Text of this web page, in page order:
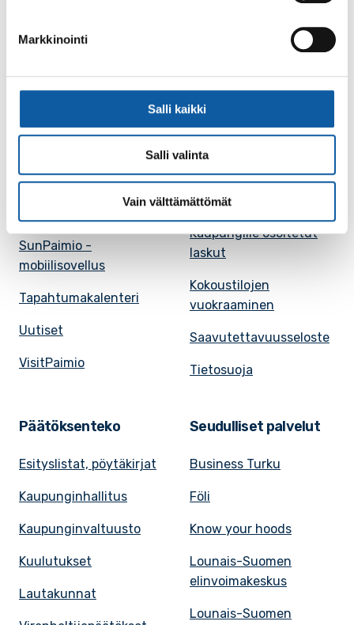
Markkinointi
Salli kaikki
Salli valinta
Vain välttämättömät
Ruokalistat, ISS
SunPaimio -
mobiilisovellus
Tapahtumakalenteri
Uutiset
VisitPaimio
Asiakirjojen
julkisuuskuvaus
Evästeasetukset
Kaupungille osoitetut
laskut
Kokoustilojen
vuokraaminen
Saavutettavuusseloste
Tietosuoja
Päätöksenteko
Esityslistat, pöytäkirjat
Kaupunginhallitus
Kaupunginvaltuusto
Kuulutukset
Lautakunnat
Seudulliset palvelut
Business Turku
Föli
Know your hoods
Lounais-Suomen
elinvoimakeskus
Lounais-Suomen